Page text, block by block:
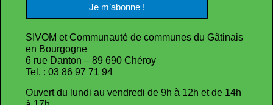
SIVOM et Communauté de communes du Gâtinais
en Bourgogne
6 rue Danton – 89 690 Chéroy
Tel. : 03 86 97 71 94
Ouvert du lundi au vendredi de 9h à 12h et de 14h